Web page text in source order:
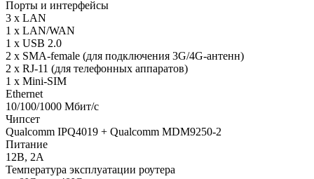
Порты и интерфейсы
3 x LAN
1 x LAN/WAN
1 x USB 2.0
2 x SMA-female (для подключения 3G/4G-антенн)
2 x RJ-11 (для телефонных аппаратов)
1 x Mini-SIM
Ethernet
10/100/1000 Мбит/с
Чипсет
Qualcomm IPQ4019 + Qualcomm MDM9250-2
Питание
12В, 2А
Температура эксплуатации роутера